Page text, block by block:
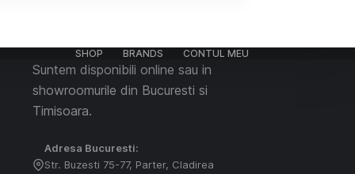
SHOP BRANDS CONTUL MEU
Suntem disponibili online sau in
showroomurile din Bucuresti si
Timisoara.
Adresa Bucuresti:
Str. Buzesti 75-77, Parter, Cladirea